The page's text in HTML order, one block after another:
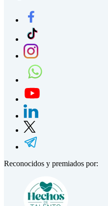
Reconocidos y premiados por: